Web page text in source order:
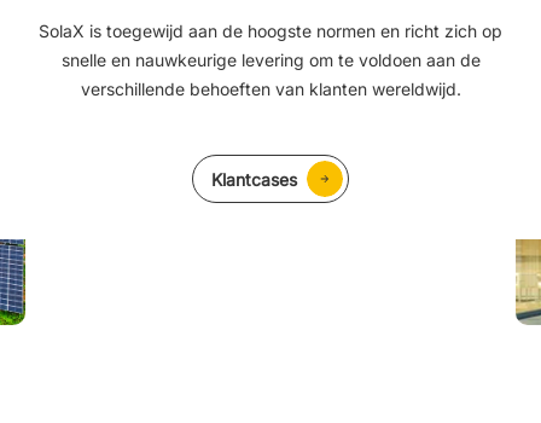
SolaX is toegewijd aan de hoogste normen en richt zich op
snelle en nauwkeurige levering om te voldoen aan de
verschillende behoeften van klanten wereldwijd.
Klantcases